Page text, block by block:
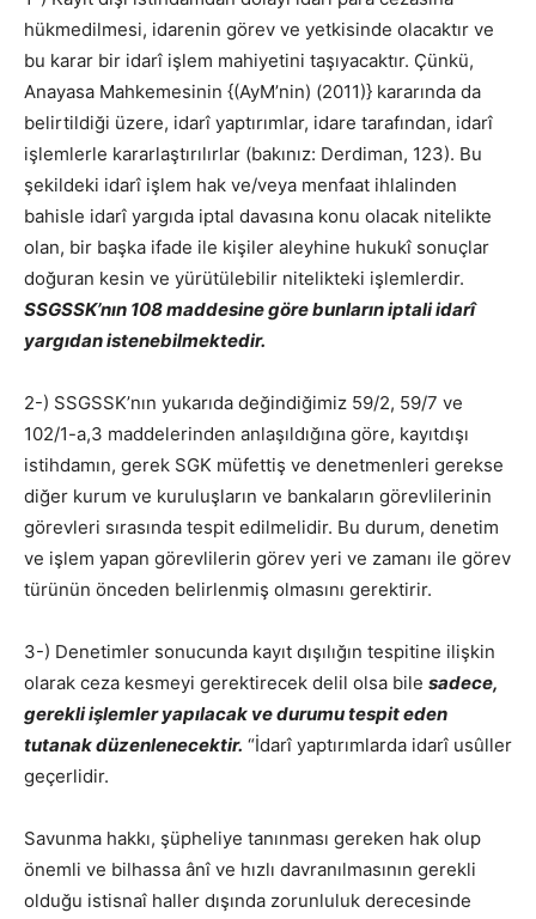
hükmedilmesi, idarenin görev ve yetkisinde olacaktır ve
bu karar bir idarî işlem mahiyetini taşıyacaktır. Çünkü,
Anayasa Mahkemesinin {(AyM’nin) (2011)} kararında da
belirtildiği üzere, idarî yaptırımlar, idare tarafından, idarî
işlemlerle kararlaştırılırlar (bakınız: Derdiman, 123). Bu
şekildeki idarî işlem hak ve/veya menfaat ihlalinden
bahisle idarî yargıda iptal davasına konu olacak nitelikte
olan, bir başka ifade ile kişiler aleyhine hukukî sonuçlar
doğuran kesin ve yürütülebilir nitelikteki işlemlerdir.
SSGSSK’nın 108 maddesine göre bunların iptali idarî
yargıdan istenebilmektedir.
2-) SSGSSK’nın yukarıda değindiğimiz 59/2, 59/7 ve
102/1-a,3 maddelerinden anlaşıldığına göre, kayıtdışı
istihdamın, gerek SGK müfettiş ve denetmenleri gerekse
diğer kurum ve kuruluşların ve bankaların görevlilerinin
görevleri sırasında tespit edilmelidir. Bu durum, denetim
ve işlem yapan görevlilerin görev yeri ve zamanı ile görev
türünün önceden belirlenmiş olmasını gerektirir.
3-) Denetimler sonucunda kayıt dışılığın tespitine ilişkin
olarak ceza kesmeyi gerektirecek delil olsa bile sadece,
gerekli işlemler yapılacak ve durumu tespit eden
tutanak düzenlenecektir. “İdarî yaptırımlarda idarî usûller
geçerlidir.
Savunma hakkı, şüpheliye tanınması gereken hak olup
önemli ve bilhassa ânî ve hızlı davranılmasının gerekli
olduğu istisnaî haller dışında zorunluluk derecesinde